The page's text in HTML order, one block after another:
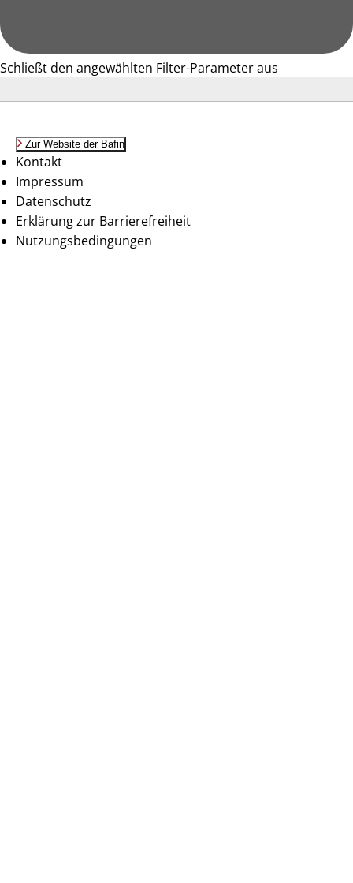
Schließt den angewählten Filter-Parameter aus
Zur Website der Bafin
Kontakt
Impressum
Datenschutz
Erklärung zur Barrierefreiheit
Nutzungsbedingungen